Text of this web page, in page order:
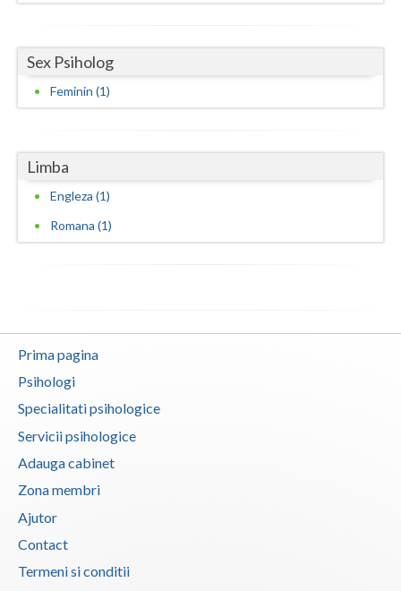
Teleorman
Timis
Tulcea
Vaslui
Vrancea
Sex Psiholog
Feminin (1)
Limba
Engleza (1)
Romana (1)
Prima pagina
Psihologi
Specialitati psihologice
Servicii psihologice
Adauga cabinet
Zona membri
Ajutor
Contact
Termeni si conditii